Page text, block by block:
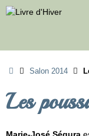
Passer
au
AccueilSalon 2014
Les